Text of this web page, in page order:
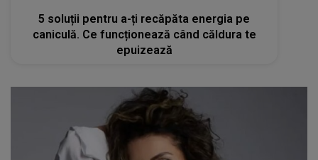
5 soluții pentru a-ți recăpăta energia pe
caniculă. Ce funcționează când căldura te
epuizează